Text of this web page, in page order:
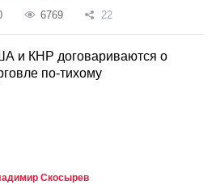
6769 22
и КНР договариваются о
по-тихому
Скосырев